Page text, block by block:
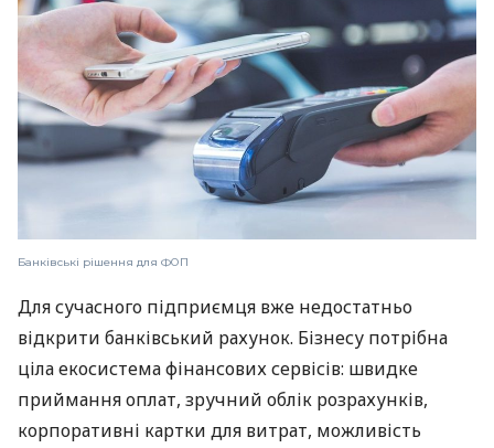
Банківські рішення для ФОП
Для сучасного підприємця вже недостатньо
відкрити банківський рахунок. Бізнесу потрібна
ціла екосистема фінансових сервісів: швидке
приймання оплат, зручний облік розрахунків,
корпоративні картки для витрат, можливість